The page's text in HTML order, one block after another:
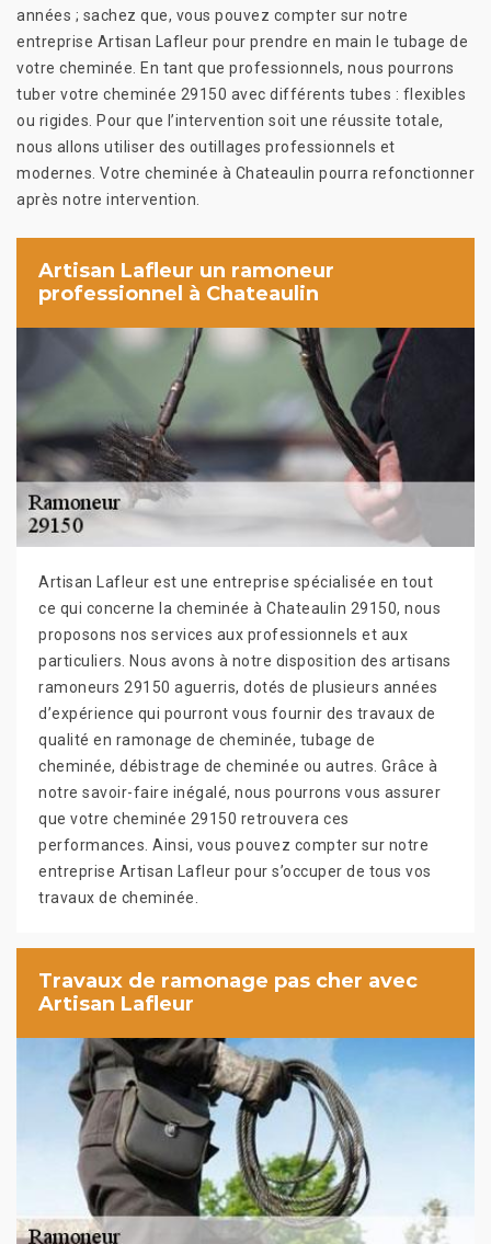
années ; sachez que, vous pouvez compter sur notre
entreprise Artisan Lafleur pour prendre en main le tubage de
votre cheminée. En tant que professionnels, nous pourrons
tuber votre cheminée 29150 avec différents tubes : flexibles
ou rigides. Pour que l’intervention soit une réussite totale,
nous allons utiliser des outillages professionnels et
modernes. Votre cheminée à Chateaulin pourra refonctionner
après notre intervention.
Artisan Lafleur un ramoneur
professionnel à Chateaulin
Artisan Lafleur est une entreprise spécialisée en tout
ce qui concerne la cheminée à Chateaulin 29150, nous
proposons nos services aux professionnels et aux
particuliers. Nous avons à notre disposition des artisans
ramoneurs 29150 aguerris, dotés de plusieurs années
d’expérience qui pourront vous fournir des travaux de
qualité en ramonage de cheminée, tubage de
cheminée, débistrage de cheminée ou autres. Grâce à
notre savoir-faire inégalé, nous pourrons vous assurer
que votre cheminée 29150 retrouvera ces
performances. Ainsi, vous pouvez compter sur notre
entreprise Artisan Lafleur pour s’occuper de tous vos
travaux de cheminée.
Travaux de ramonage pas cher avec
Artisan Lafleur